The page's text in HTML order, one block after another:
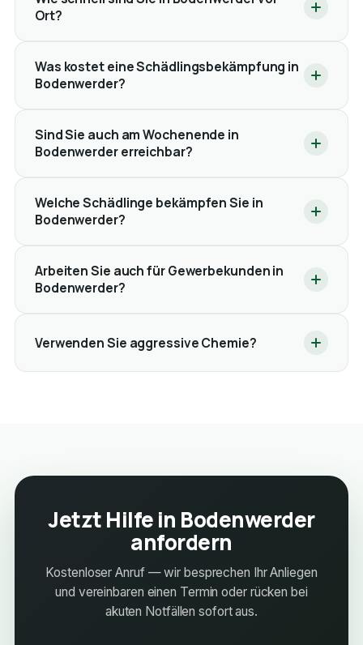
Ort?
Was kostet eine Schädlingsbekämpfung in
Bodenwerder?
Sind Sie auch am Wochenende in
Bodenwerder erreichbar?
Welche Schädlinge bekämpfen Sie in
Bodenwerder?
Arbeiten Sie auch für Gewerbekunden in
Bodenwerder?
Verwenden Sie aggressive Chemie?
Jetzt Hilfe in Bodenwerder
anfordern
Kostenloser Anruf — wir besprechen Ihr Anliegen
und vereinbaren einen Termin oder rücken bei
akuten Notfällen sofort aus.